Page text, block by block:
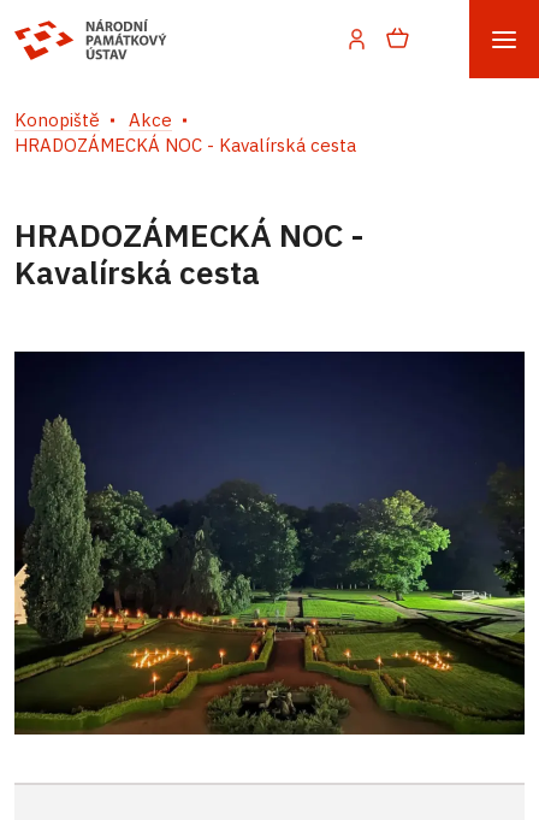
Konopiště
Akce
HRADOZÁMECKÁ NOC - Kavalírská cesta
HRADOZÁMECKÁ NOC -
Kavalírská cesta